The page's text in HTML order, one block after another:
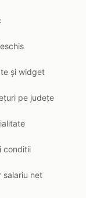
și widget
pe județe
conditii
salariu net